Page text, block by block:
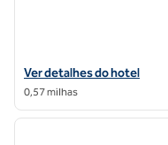
Exibir detalhes do hotel
Ver detalhes do hotel
0,57 milhas
1 de 12